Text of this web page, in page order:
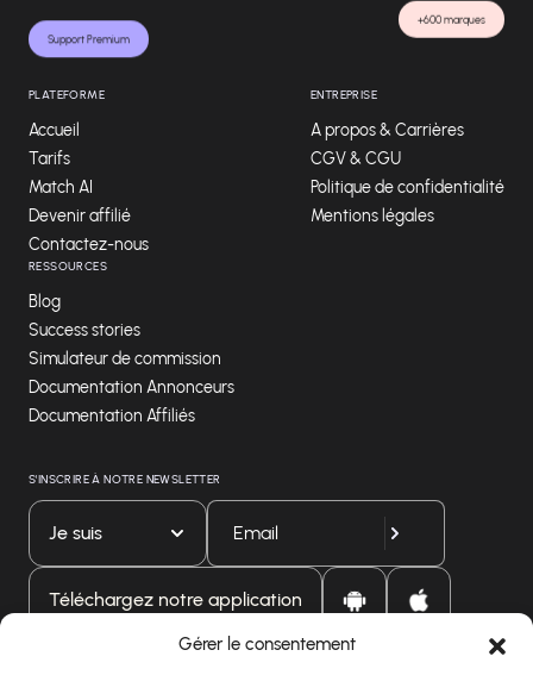
Gérer le consentement
Support Premium
+600 marques
PLATEFORME
Accueil
Tarifs
Match AI
Devenir affilié
Contactez-nous
ENTREPRISE
A propos & Carrières
CGV & CGU
Politique de confidentialité
Mentions légales
RESSOURCES
Blog
Success stories
Simulateur de commission
Documentation Annonceurs
Documentation Affiliés
S'INSCRIRE À NOTRE NEWSLETTER
Je suis
Téléchargez notre application